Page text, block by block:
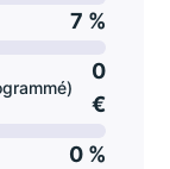
7 %
0
€
0 %